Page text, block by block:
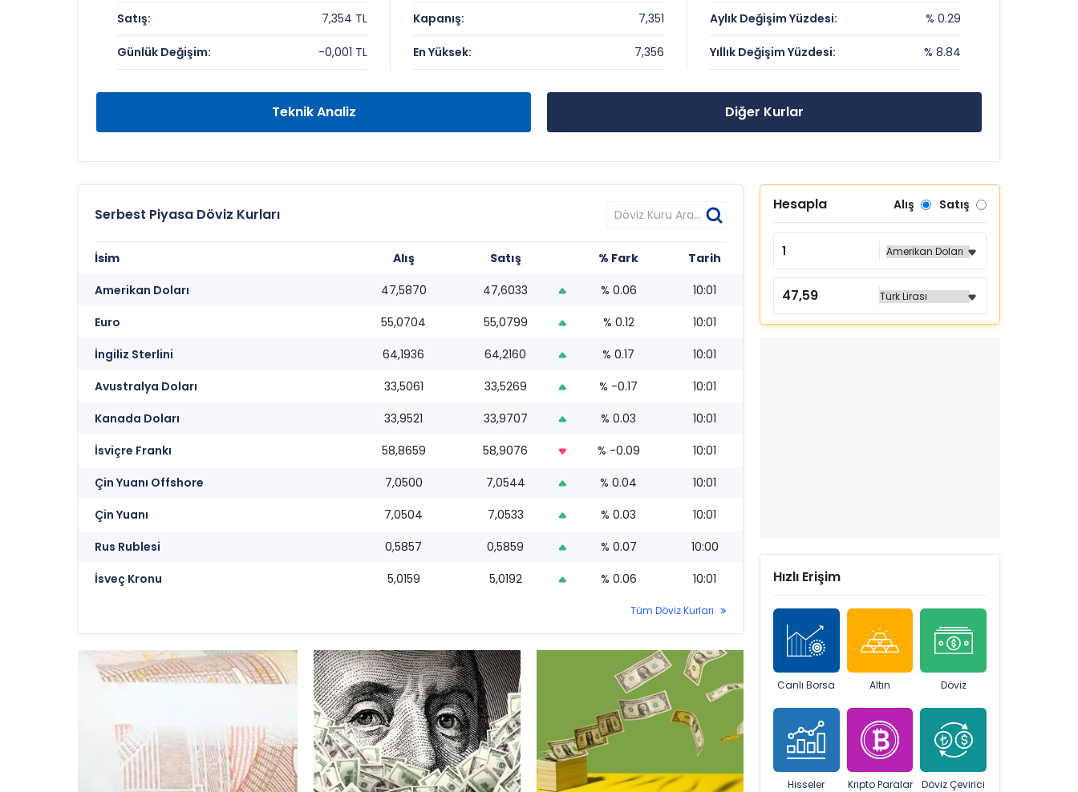
Satış: 7,354 TL
Günlük Değişim: -0,001 TL
Kapanış: 7,351
En Yüksek: 7,356
Aylık Değişim Yüzdesi: % 0.29
Yıllık Değişim Yüzdesi: % 8.84
Teknik Analiz Diğer Kurlar
Serbest Piyasa Döviz Kurları
İsim Alış Satış % Fark
Tarih
Amerikan Doları
47,5870 47,6033 % 0.06
10:01
Euro
55,0704 55,0799 % 0.12
10:01
İngiliz Sterlini
64,1936 64,2160 % 0.17
10:01
Avustralya Doları
33,5061 33,5269 % -0.17
10:01
Kanada Doları
33,9521 33,9707 % 0.03
10:01
İsviçre Frankı
58,8659 58,9076 % -0.09
10:01
Çin Yuanı Offshore
7,0500 7,0544 % 0.04
10:01
Çin Yuanı
7,0504 7,0533 % 0.03
10:01
Rus Rublesi
0,5857 0,5859 % 0.07
10:00
İsveç Kronu
5,0159 5,0192 % 0.06 10:01
Tüm Döviz Kurları
Hesapla Alış Satış
Hızlı Erişim
Canlı Borsa Altın Döviz
Hisseler Kripto Paralar Döviz Çevirici